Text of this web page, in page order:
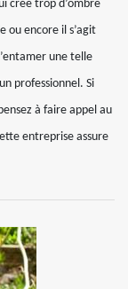
crée trop d’ombre
ou encore il s’agit
une telle
professionnel. Si
à faire appel au
entreprise assure